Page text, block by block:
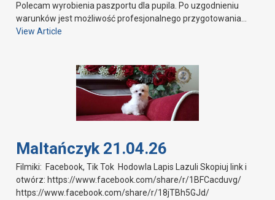
Polecam wyrobienia paszportu dla pupila. Po uzgodnieniu
warunków jest możliwość profesjonalnego przygotowania…
View Article
Maltańczyk 21.04.26
Filmiki: Facebook, Tik Tok Hodowla Lapis Lazuli Skopiuj link i
otwórz: https://www.facebook.com/share/r/1BFCacduvg/
https://www.facebook.com/share/r/18jTBh5GJd/